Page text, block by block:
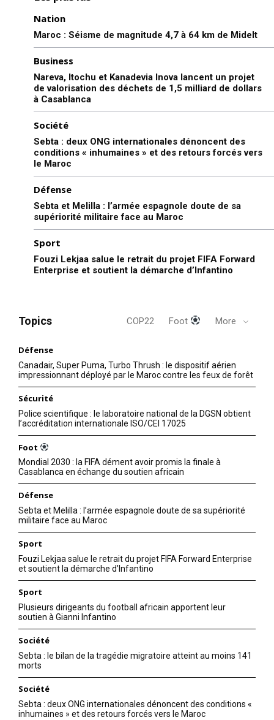
Donald Trump a encore
haussé le ton mercredi sur la
Chine, affirmant qu’elle
portait la responsabilité d’une
«tuerie de masse mondiale».
Le locataire de la Maison
Blanche martèle depuis
plusieurs semaines que le
plus de 320.000 morts…
21 May 2020
In "USA"
Nation
Maroc : Séisme de magnitude 4,7 à 64 km de Midelt
Business
Nareva, Itochu et Kanadevia Inova lancent un projet
de valorisation des déchets de 1,5 milliard de dollars
à Casablanca
Société
Sebta : deux ONG internationales dénoncent des
conditions « inhumaines » et des retours forcés vers
le Maroc
Défense
Sebta et Melilla : l’armée espagnole doute de sa
supériorité militaire face au Maroc
Sport
Fouzi Lekjaa salue le retrait du projet FIFA Forward
Enterprise et soutient la démarche d’Infantino
Topics COP22 Foot More
Défense
Canadair, Super Puma, Turbo Thrush : le dispositif aérien
impressionnant déployé par le Maroc contre les feux de forêt
Sécurité
Police scientifique : le laboratoire national de la DGSN obtient
l’accréditation internationale ISO/CEI 17025
Foot
Mondial 2030 : la FIFA dément avoir promis la finale à
Casablanca en échange du soutien africain
Défense
Sebta et Melilla : l’armée espagnole doute de sa supériorité
militaire face au Maroc
Sport
Fouzi Lekjaa salue le retrait du projet FIFA Forward Enterprise
et soutient la démarche d’Infantino
Sport
Plusieurs dirigeants du football africain apportent leur
soutien à Gianni Infantino
Société
Sebta : le bilan de la tragédie migratoire atteint au moins 141
morts
Société
Sebta : deux ONG internationales dénoncent des conditions «
inhumaines » et des retours forcés vers le Maroc